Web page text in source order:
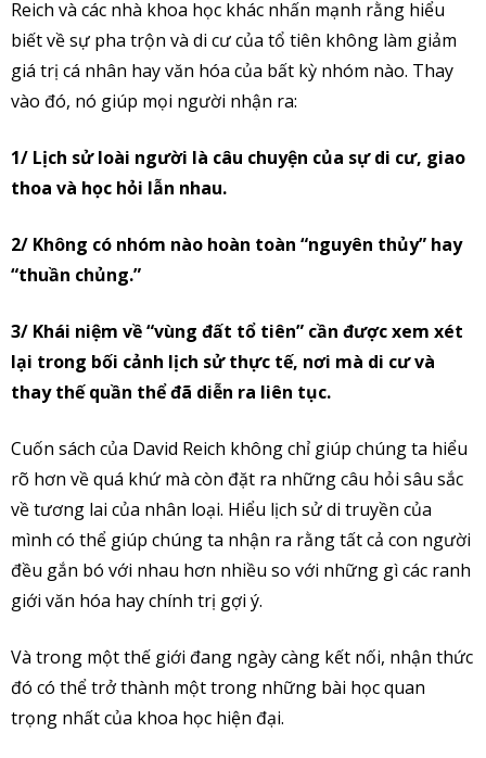
Reich và các nhà khoa học khác nhấn mạnh rằng hiểu
biết về sự pha trộn và di cư của tổ tiên không làm giảm
giá trị cá nhân hay văn hóa của bất kỳ nhóm nào. Thay
vào đó, nó giúp mọi người nhận ra:
1/ Lịch sử loài người là câu chuyện của sự di cư, giao
thoa và học hỏi lẫn nhau.
2/ Không có nhóm nào hoàn toàn “nguyên thủy” hay
“thuần chủng.”
3/ Khái niệm về “vùng đất tổ tiên” cần được xem xét
lại trong bối cảnh lịch sử thực tế, nơi mà di cư và
thay thế quần thể đã diễn ra liên tục.
Cuốn sách của David Reich không chỉ giúp chúng ta hiểu
rõ hơn về quá khứ mà còn đặt ra những câu hỏi sâu sắc
về tương lai của nhân loại. Hiểu lịch sử di truyền của
mình có thể giúp chúng ta nhận ra rằng tất cả con người
đều gắn bó với nhau hơn nhiều so với những gì các ranh
giới văn hóa hay chính trị gợi ý.
Và trong một thế giới đang ngày càng kết nối, nhận thức
đó có thể trở thành một trong những bài học quan
trọng nhất của khoa học hiện đại.